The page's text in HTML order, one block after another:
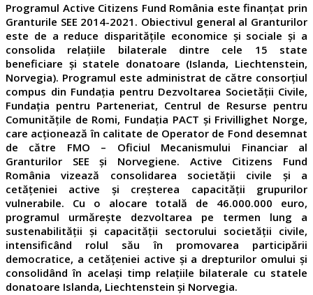
Programul Active Citizens Fund România este finanțat prin
Granturile SEE 2014-2021. Obiectivul general al Granturilor
este de a reduce disparitățile economice și sociale și a
consolida relațiile bilaterale dintre cele 15 state
beneficiare și statele donatoare (Islanda, Liechtenstein,
Norvegia). Programul este administrat de către consorțiul
compus din Fundația pentru Dezvoltarea Societății Civile,
Fundația pentru Parteneriat, Centrul de Resurse pentru
Comunitățile de Romi, Fundația PACT și Frivillighet Norge,
care acționează în calitate de Operator de Fond desemnat
de către FMO – Oficiul Mecanismului Financiar al
Granturilor SEE și Norvegiene. Active Citizens Fund
România vizează consolidarea societății civile și a
cetățeniei active și creșterea capacității grupurilor
vulnerabile. Cu o alocare totală de 46.000.000 euro,
programul urmărește dezvoltarea pe termen lung a
sustenabilității și capacității sectorului societății civile,
intensificând rolul său în promovarea participării
democratice, a cetățeniei active și a drepturilor omului și
consolidând în același timp relațiile bilaterale cu statele
donatoare Islanda, Liechtenstein și Norvegia.